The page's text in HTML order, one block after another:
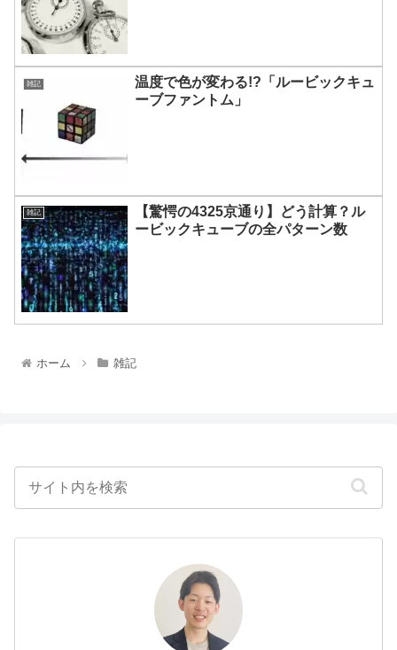
雑記
温度で色が変わる!?「ルービックキュ
ーブファントム」
雑記
【驚愕の4325京通り】どう計算？ル
ービックキューブの全パターン数
ホーム 雑記